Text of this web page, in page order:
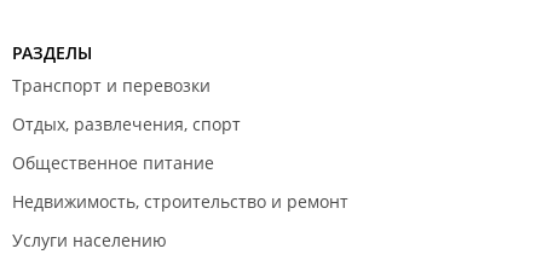
РАЗДЕЛЫ
Транспорт и перевозки
Отдых, развлечения, спорт
Общественное питание
Недвижимость, строительство и ремонт
Услуги населению